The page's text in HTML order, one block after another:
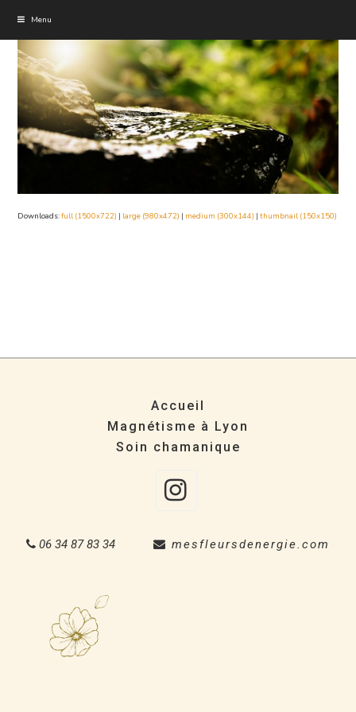
Menu
Downloads:full (1500x722) | large (980x472) | medium (300x144) |thumbnail (150x150)
Accueil
Magnétisme à Lyon
Soin chamanique
06 34 87 83 34 mesfleursdenergie.com